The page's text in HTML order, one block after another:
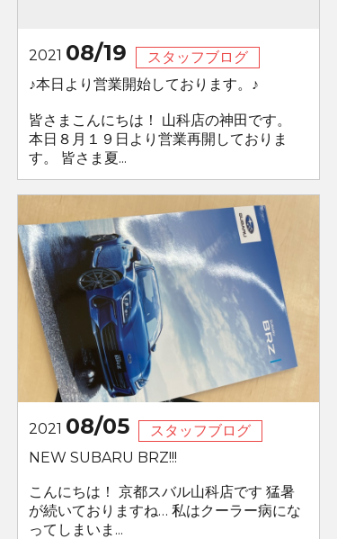
2021 08/19
スタッフブログ
♪本日より営業開始しております。♪
皆さまこんにちは！ 山科店の神田です。
本日８月１９日より営業再開しておりま
す。 皆さま夏...
2021 08/05
スタッフブログ
NEW SUBARU BRZ!!!
こんにちは！ 京都スバル山科店です 猛暑
が続いておりますね… 私はクーラー病にな
ってしまいま...